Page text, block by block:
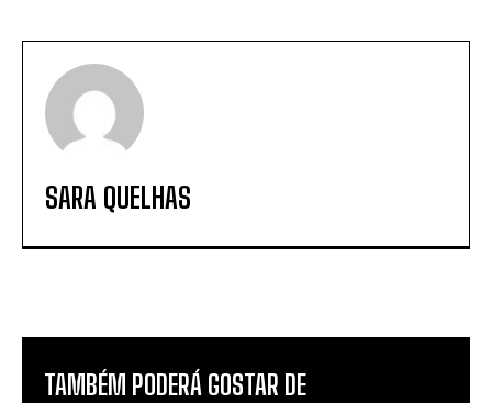
SARA QUELHAS
TAMBÉM PODERÁ GOSTAR DE